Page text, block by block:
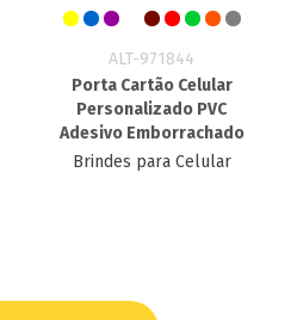
ALT-971844
Porta Cartão Celular
Personalizado​ PVC
Adesivo Emborrachado
Brindes para Celular